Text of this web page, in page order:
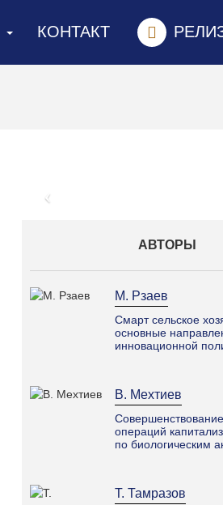
КОНТАКТ
Prev
АВТОРЫ
М. Рзаев
Смарт cельское
основные
инновационной
В. Мехтиев
операций
по биологическим
Т. Тамразов